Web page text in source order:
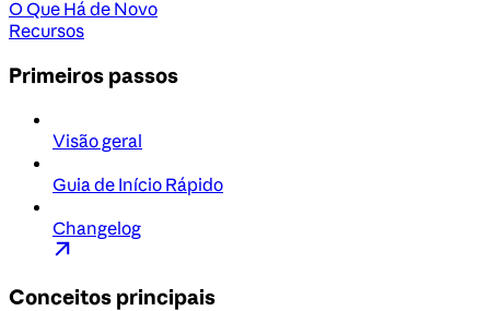
O Que Há de Novo
Recursos
Primeiros passos
Visão geral
Guia de Início Rápido
Changelog
Conceitos principais